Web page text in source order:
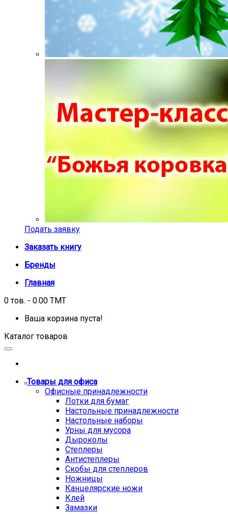
Подать заявку
Заказать книгу
Бренды
Главная
0 тов. - 0.00 TMT
Ваша корзина пуста!
Каталог товаров
Товары для офиса
Офисные принадлежности
Лотки для бумаг
Настольные принадлежности
Настольные наборы
Урны для мусора
Дыроколы
Степлеры
Антистеплеры
Скобы для степлеров
Ножницы
Канцелярские ножи
Клей
Замазки